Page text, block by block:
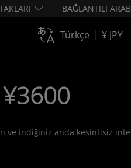
BAĞLANTILI
Türkçe ¥ JPY
¥3600
ve indiğiniz anda kesintisiz